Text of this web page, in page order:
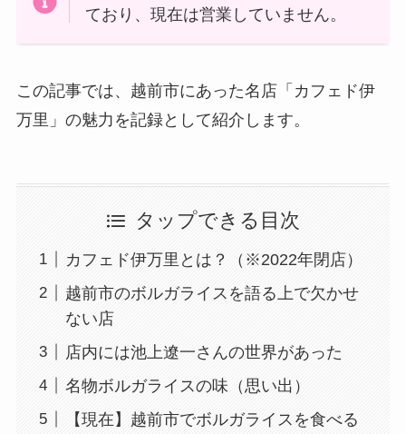
ており、現在は営業していません。
この記事では、越前市にあった名店「カフェド伊
万里」の魅力を記録として紹介します。
タップできる目次
カフェド伊万里とは？（※2022年閉店）
越前市のボルガライスを語る上で欠かせ
ない店
店内には池上遼一さんの世界があった
名物ボルガライスの味（思い出）
【現在】越前市でボルガライスを食べる